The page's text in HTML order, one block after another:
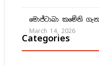
මොජ්ටාබා කමේනි
March 14, 2026
Categories